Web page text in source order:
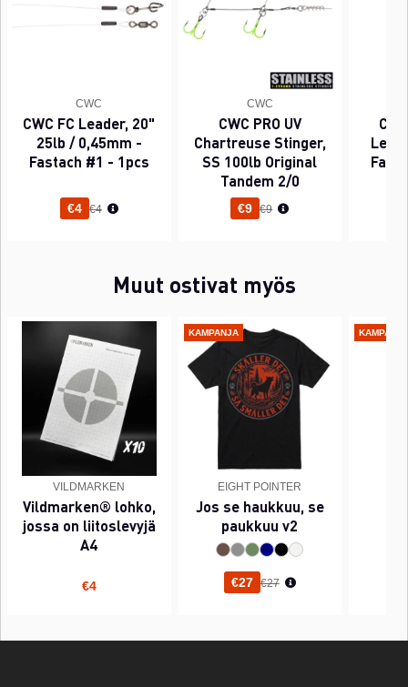
CWC
CWC FC Leader, 20"
25lb / 0,45mm -
Fastach #1 - 1pcs
€4 Normaali hinta
€4
CWC
CWC PRO UV
Chartreuse Stinger,
SS 100lb Original
Tandem 2/0
€9 Normaali hinta
€9
Muut ostivat myös
VILDMARKEN
Vildmarken® lohko,
jossa on liitoslevyjä
A4
€4
KAMPANJA
EIGHT POINTER
Jos se haukkuu, se
paukkuu v2
€27 Normaali hinta
€27